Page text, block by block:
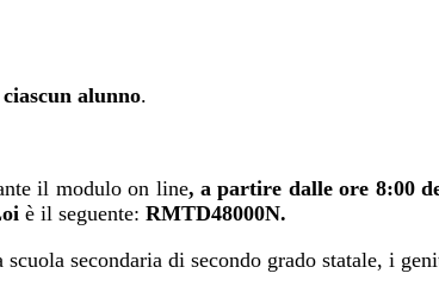
alunno.
il modulo on line, a partire dalle ore 8:00
è il seguente: RMTD48000N.
secondaria di secondo grado statale, i